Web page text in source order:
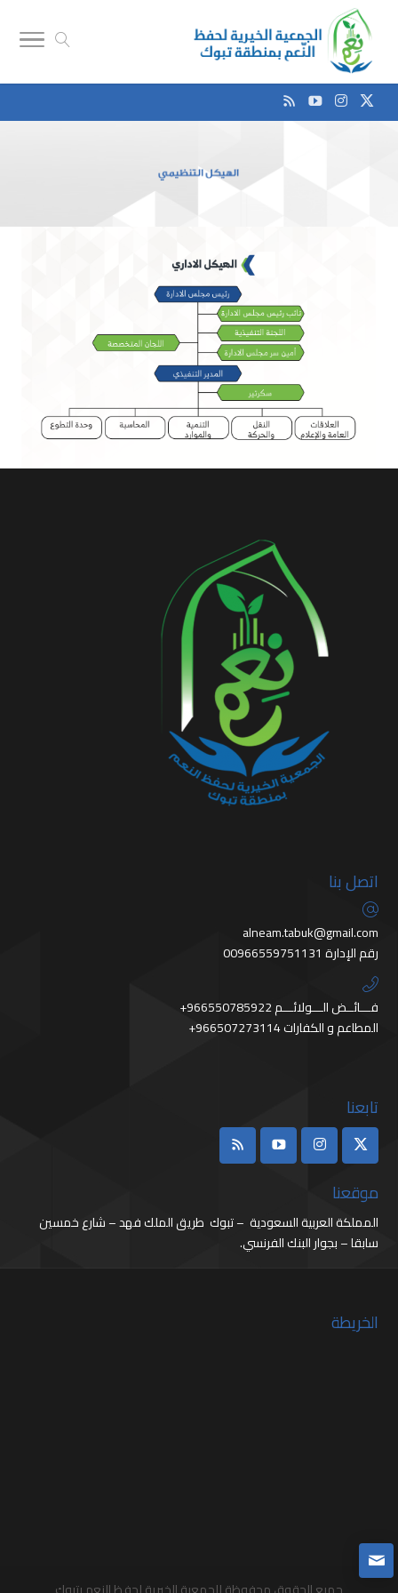
اتصل بنا
alneam.tabuk@gmail.com
رقم الإدارة 00966559751131
+966550785922 فـــائــض الـــولائـــم
+966507273114 المطاعم و الكفارات
تابعنا
موقعنا
المملكة العربية السعودية – تبوك طريق الملك فهد – شارع خمسين
سابقا – بجوار البنك الفرنسي.
الخريطة